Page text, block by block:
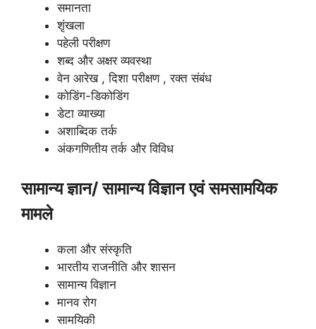
समानता
शृंखला
पहेली परीक्षण
शब्द और अक्षर व्यवस्था
वेन आरेख , दिशा परीक्षण , रक्त संबंध
कोडिंग-डिकोडिंग
डेटा व्याख्या
अशाब्दिक तर्क
अंकगणितीय तर्क और विविध
सामान्य ज्ञान/ सामान्य विज्ञान एवं समसामयिक
मामले
कला और संस्कृति
भारतीय राजनीति और शासन
सामान्य विज्ञान
मानव रोग
सामयिकी